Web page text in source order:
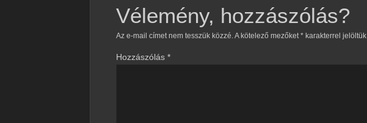
Vélemény, hozzászólás?
Az e-mail címet nem tesszük közzé.A kötelező mezőket* karakterrel jelöltük
Hozzászólás *